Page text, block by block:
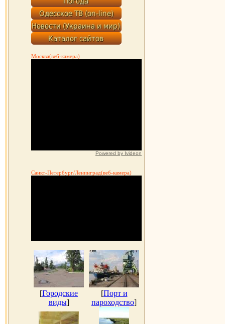
Москва(веб-камера)
Powered by Ivideon
Санкт-Петербург/Ленинград(веб-камера)
[Городские
виды]
[Порт и
пароходство]